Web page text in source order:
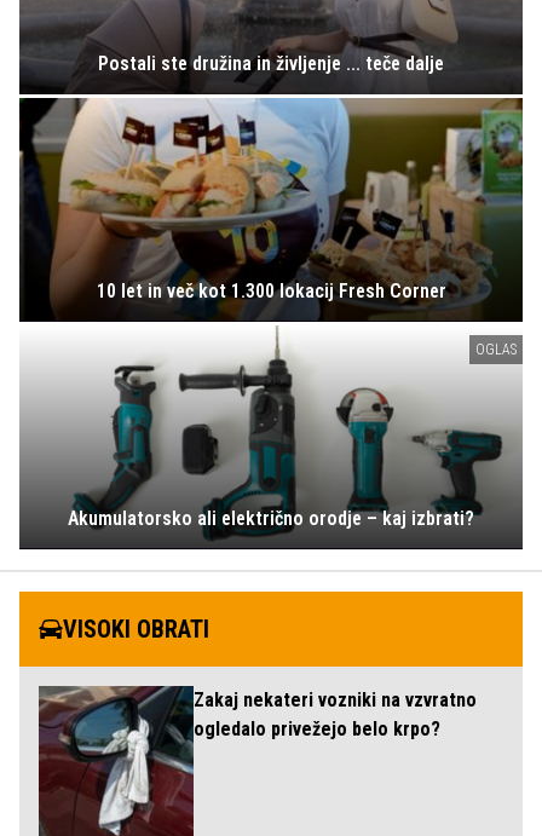
Postali ste družina in življenje ... teče dalje
10 let in več kot 1.300 lokacij Fresh Corner
OGLAS
Akumulatorsko ali električno orodje – kaj izbrati?
VISOKI OBRATI
Zakaj nekateri vozniki na vzvratno
ogledalo privežejo belo krpo?